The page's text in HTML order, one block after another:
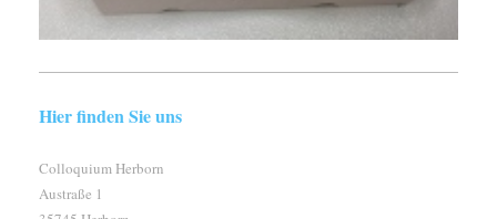
Hier finden Sie uns
Colloquium Herborn
Austraße 1